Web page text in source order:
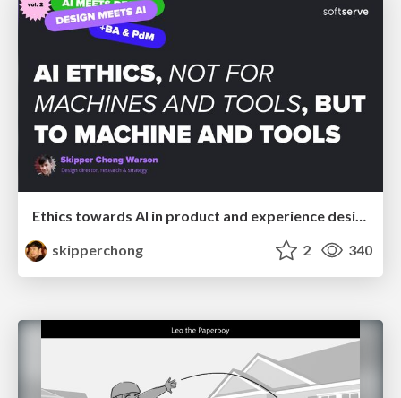
Ethics towards AI in product and experience design
skipperchong
2 340